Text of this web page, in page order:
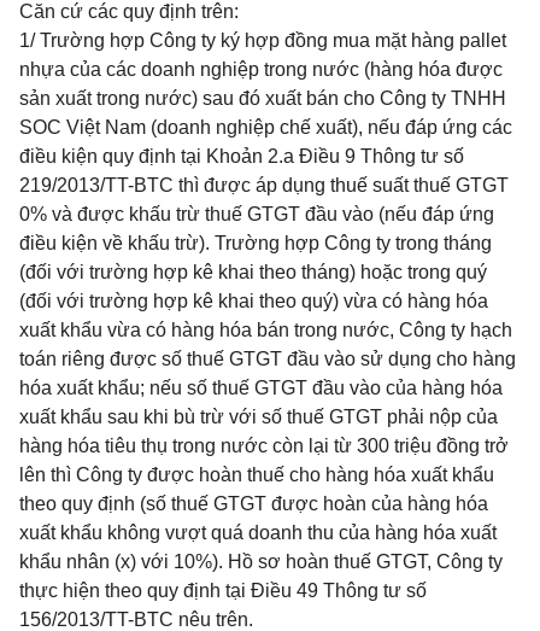
Căn cứ các quy định trên:
1/ Trường hợp Công ty ký hợp đồng mua mặt hàng pallet
nhựa của các doanh nghiệp trong nước (hàng hóa được
sản xuất trong nước) sau đó xuất bán cho Công ty TNHH
SOC Việt Nam (doanh nghiệp chế xuất), nếu đáp ứng các
điều kiện quy định tại Khoản 2.a Điều 9 Thông tư số
219/2013/TT-BTC thì được áp dụng thuế suất thuế GTGT
0% và được khấu trừ thuế GTGT đầu vào (nếu đáp ứng
điều kiện về khấu trừ). Trường hợp Công ty trong tháng
(đối với trường hợp kê khai theo tháng) hoặc trong quý
(đối với trường hợp kê khai theo quý) vừa có hàng hóa
xuất khẩu vừa có hàng hóa bán trong nước, Công ty hạch
toán riêng được số thuế GTGT đầu vào sử dụng cho hàng
hóa xuất khẩu; nếu số thuế GTGT đầu vào của hàng hóa
xuất khẩu sau khi bù trừ với số thuế GTGT phải nộp của
hàng hóa tiêu thụ trong nước còn lại từ 300 triệu đồng trở
lên thì Công ty được hoàn thuế cho hàng hóa xuất khẩu
theo quy định (số thuế GTGT được hoàn của hàng hóa
xuất khẩu không vượt quá doanh thu của hàng hóa xuất
khẩu nhân (x) với 10%). Hồ sơ hoàn thuế GTGT, Công ty
thực hiện theo quy định tại Điều 49 Thông tư số
156/2013/TT-BTC nêu trên.